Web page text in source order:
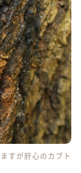
すが肝心のカブト